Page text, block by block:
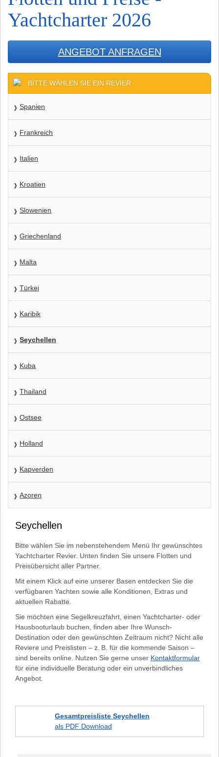
Yachtcharter 2026
ANGEBOT ANFRAGEN
BITTE WÄHLEN SIE EIN REVIER
Spanien
Frankreich
Italien
Kroatien
Slowenien
Griechenland
Malta
Türkei
Karibik
Seychellen
Kuba
Thailand
Ostsee
Holland
Kapverden
Azoren
Seychellen
Bitte wählen Sie im nebenstehendem Menü Ihr gewünschtes
Yachtcharter Revier. Unten finden Sie unsere Flotten und
Preisübersicht aller Partner.
Mit einem Klick auf eine unserer Basen entdecken Sie die
verfügbaren Yachten sowie alle Konditionen, Extras und
aktuellen Rabatte.
Sie möchten eine Segelkreuzfahrt, einen Yachtcharter- oder
Hausbooturlaub buchen, finden aber Ihre Wunsch-
Destination oder den gewünschten Zeitraum nicht? Nicht alle
Reviere und Preislisten – z. B. für die kommende Saison –
sind bereits online. Nutzen Sie gerne unser Kontaktformular
für eine individuelle Beratung oder ein unverbindliches
Angebot.
Gesamtpreisliste Seychellen
als PDF Download